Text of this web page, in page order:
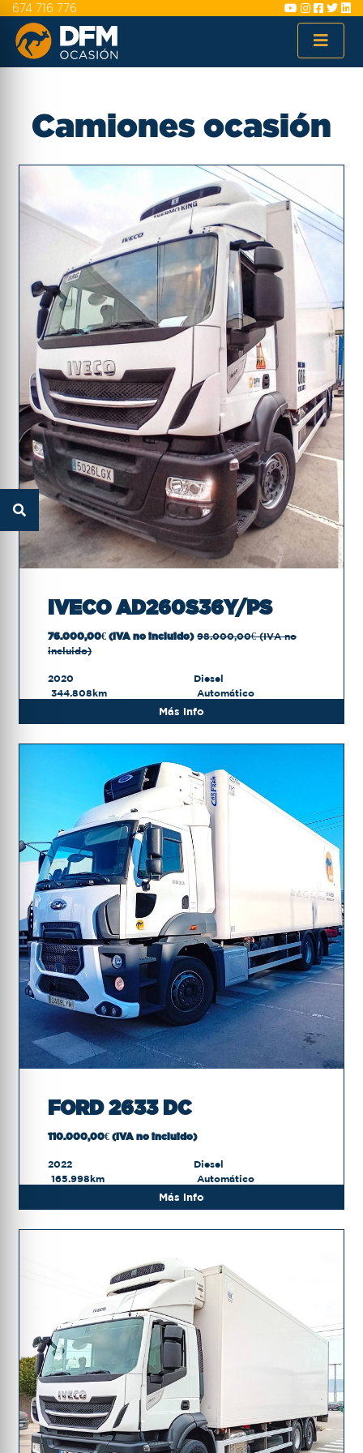
674 716 776
Camiones ocasión
IVECO AD260S36Y/PS
76.000,00€ (IVA no incluido) 98.000,00€ (IVA no
incluido)
2020
Diesel
344.808km
Automático
Más info
FORD 2633 DC
110.000,00€ (IVA no incluido)
2022
Diesel
165.998km
Automático
Más info